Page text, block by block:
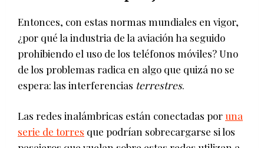
Entonces, con estas normas mundiales en vigor,
¿por qué la industria de la aviación ha seguido
prohibiendo el uso de los teléfonos móviles? Uno
de los problemas radica en algo que quizá no se
espera: las interferencias terrestres.
Las redes inalámbricas están conectadas poruna
serie de torres que podrían sobrecargarse si los